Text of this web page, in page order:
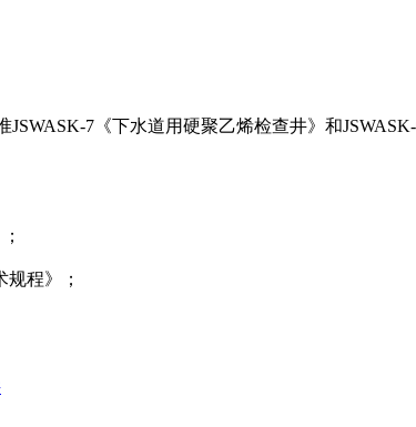
7《下水道用硬聚乙烯检查井》和
程》；